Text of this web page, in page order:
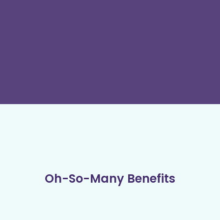
Oh-So-Many Benefits